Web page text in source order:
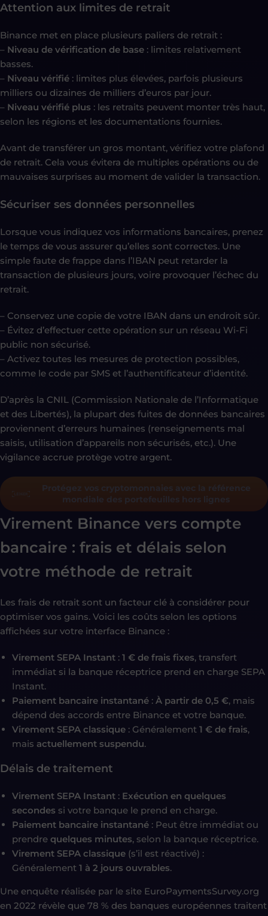
Attention aux limites de retrait
Binance met en place plusieurs paliers de retrait :
– Niveau de vérification de base : limites relativement
basses.
– Niveau vérifié : limites plus élevées, parfois plusieurs
milliers ou dizaines de milliers d’euros par jour.
– Niveau vérifié plus : les retraits peuvent monter très haut,
selon les régions et les documentations fournies.
Avant de transférer un gros montant, vérifiez votre plafond
de retrait. Cela vous évitera de multiples opérations ou de
mauvaises surprises au moment de valider la transaction.
Sécuriser ses données personnelles
Lorsque vous indiquez vos informations bancaires, prenez
le temps de vous assurer qu’elles sont correctes. Une
simple faute de frappe dans l’IBAN peut retarder la
transaction de plusieurs jours, voire provoquer l’échec du
retrait.
– Conservez une copie de votre IBAN dans un endroit sûr.
– Évitez d’effectuer cette opération sur un réseau Wi-Fi
public non sécurisé.
– Activez toutes les mesures de protection possibles,
comme le code par SMS et l’authentificateur d’identité.
D’après la CNIL (Commission Nationale de l’Informatique
et des Libertés), la plupart des fuites de données bancaires
proviennent d’erreurs humaines (renseignements mal
saisis, utilisation d’appareils non sécurisés, etc.). Une
vigilance accrue protège votre argent.
Protégez vos cryptomonnaies avec la référence
mondiale des portefeuilles hors lignes
Virement Binance vers compte
bancaire : frais et délais selon
votre méthode de retrait
Les frais de retrait sont un facteur clé à considérer pour
optimiser vos gains. Voici les coûts selon les options
affichées sur votre interface Binance :
Virement SEPA Instant : 1 € de frais fixes, transfert
immédiat si la banque réceptrice prend en charge SEPA
Instant.
Paiement bancaire instantané : À partir de 0,5 €, mais
dépend des accords entre Binance et votre banque.
Virement SEPA classique : Généralement 1 € de frais,
mais actuellement suspendu.
Délais de traitement
Virement SEPA Instant : Exécution en quelques
secondes si votre banque le prend en charge.
Paiement bancaire instantané : Peut être immédiat ou
prendre quelques minutes, selon la banque réceptrice.
Virement SEPA classique (s’il est réactivé) :
Généralement 1 à 2 jours ouvrables.
Une enquête réalisée par le site EuroPaymentsSurvey.org
en 2022 révèle que 78 % des banques européennes traitent